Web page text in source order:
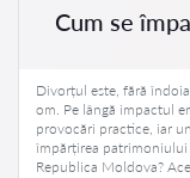
Cum se
Divorțul este, fără
om. Pe lângă impactul
provocări practice, iar
împărțirea
Republica Moldova?